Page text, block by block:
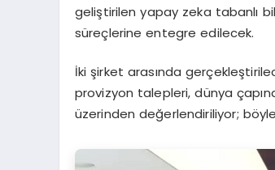
geliştirilen yapay zeka tabanlı
süreçlerine entegre edilecek.
İki şirket arasında
provizyon talepleri, dünya
üzerinden değerlendiriliyor;